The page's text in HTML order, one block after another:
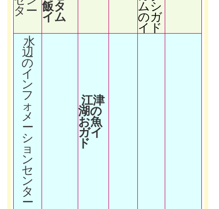
ター 飯タ
イム
ムシ
のガ
イド
水
辺
の
イ
ン
フ
ォ
メ
ー
シ
ョ
ン
セ
ン
タ
ー
江津
湖の
お魚
ガイ
ド